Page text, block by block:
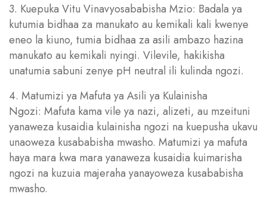
3. Kuepuka Vitu Vinavyosababisha Mzio: Badala ya
kutumia bidhaa za manukato au kemikali kali kwenye
eneo la kiuno, tumia bidhaa za asili ambazo hazina
manukato au kemikali nyingi. Vilevile, hakikisha
unatumia sabuni zenye pH neutral ili kulinda ngozi.
4. Matumizi ya Mafuta ya Asili ya Kulainisha
Ngozi: Mafuta kama vile ya nazi, alizeti, au mzeituni
yanaweza kusaidia kulainisha ngozi na kuepusha ukavu
unaoweza kusababisha mwasho. Matumizi ya mafuta
haya mara kwa mara yanaweza kusaidia kuimarisha
ngozi na kuzuia majeraha yanayoweza kusababisha
mwasho.